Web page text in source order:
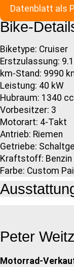
Datenblatt als
Bike-
Biketype: Cruiser
Erstzulassung:
km-Stand: 9990
Leistung: 40 kW
Hubraum: 1340
Vorbesitzer: 3
Motorart: 4-Takt
Antrieb: Riemen
Getriebe:
Kraftstoff: Benzin
Farbe: Custom
Peter
Motorrad-